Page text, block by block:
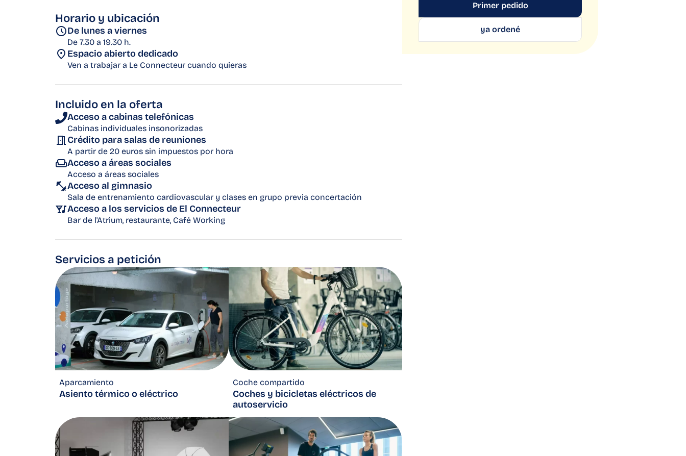
Horario y ubicación
De lunes a viernes
De 7.30 a 19.30 h.
Espacio abierto dedicado
Ven a trabajar a Le Connecteur cuando quieras
Incluido en la oferta
Acceso a cabinas telefónicas
Cabinas individuales insonorizadas
Crédito para salas de reuniones
A partir de 20 euros sin impuestos por hora
Acceso a áreas sociales
Acceso a áreas sociales
Acceso al gimnasio
Sala de entrenamiento cardiovascular y clases en grupo previa concertación
Acceso a los servicios de El Connecteur
Bar de l'Atrium, restaurante, Café Working
Servicios a petición
Aparcamiento
Asiento térmico o eléctrico
Coche compartido
Coches y bicicletas eléctricos de
autoservicio
Primer pedido
ya ordené